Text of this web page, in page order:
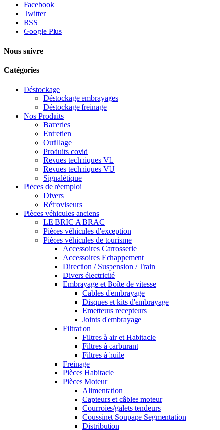
Facebook
Twitter
RSS
Google Plus
Nous suivre
Catégories
Déstockage
Déstockage embrayages
Déstockage freinage
Nos Produits
Batteries
Entretien
Outillage
Produits covid
Revues techniques VL
Revues techniques VU
Signalétique
Pièces de réemploi
Divers
Rétroviseurs
Pièces véhicules anciens
LE BRIC A BRAC
Pièces véhicules d'exception
Pièces véhicules de tourisme
Accessoires Carrosserie
Accessoires Echappement
Direction / Suspension / Train
Divers électricité
Embrayage et Boîte de vitesse
Cables d'embrayage
Disques et kits d'embrayage
Emetteurs recepteurs
Joints d'embrayage
Filtration
Filtres à air et Habitacle
Filtres à carburant
Filtres à huile
Freinage
Pièces Habitacle
Pièces Moteur
Alimentation
Capteurs et câbles moteur
Courroies/galets tendeurs
Coussinet Soupape Segmentation
Distribution